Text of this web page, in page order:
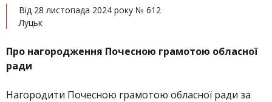
Від 28 листопада 2024 року № 612
Луцьк
Про нагородження Почесною грамотою обласної
ради
Нагородити Почесною грамотою обласної ради за